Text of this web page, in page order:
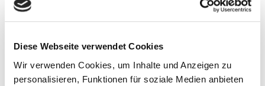
Diese Webseite verwendet Cookies
Wir verwenden Cookies, um Inhalte und Anzeigen zu
personalisieren, Funktionen für soziale Medien anbieten